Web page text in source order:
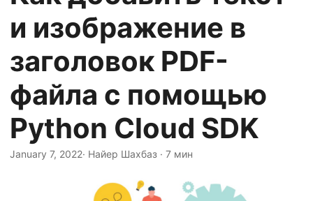
и
ь
н
а
в
и
и изображение в
заголовок PDF-
файла с помощью
Python Cloud SDK
January 7, 2022· Найер Шахбаз · 7 мин